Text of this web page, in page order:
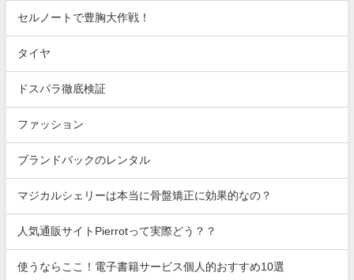
セルノートで豊胸大作戦！
タイヤ
ドスパラ徹底検証
ファッション
ブランドバックのレンタル
マジカルシェリーは本当に骨盤矯正に効果的なの？
人気通販サイトPierrotって実際どう？？
使うならここ！電子書籍サービス個人的おすすめ10選